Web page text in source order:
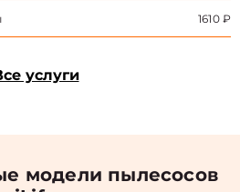
1610 ₽
услуги
модели пылесосов